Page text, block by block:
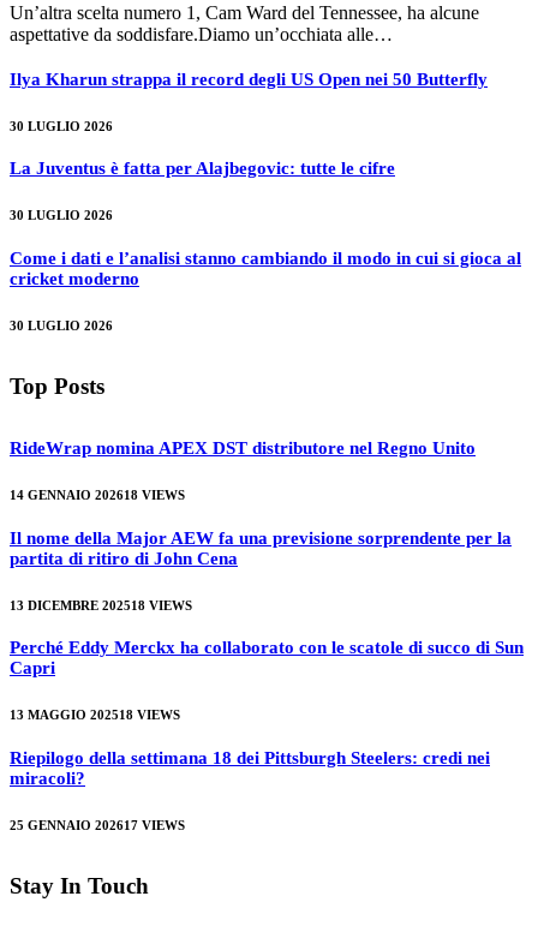
Un’altra scelta numero 1, Cam Ward del Tennessee, ha alcune
aspettative da soddisfare.Diamo un’occhiata alle…
Ilya Kharun strappa il record degli US Open nei 50 Butterfly
30 LUGLIO 2026
La Juventus è fatta per Alajbegovic: tutte le cifre
30 LUGLIO 2026
Come i dati e l’analisi stanno cambiando il modo in cui si gioca al
cricket moderno
30 LUGLIO 2026
Top Posts
RideWrap nomina APEX DST distributore nel Regno Unito
14 GENNAIO 202618 VIEWS
Il nome della Major AEW fa una previsione sorprendente per la
partita di ritiro di John Cena
13 DICEMBRE 202518 VIEWS
Perché Eddy Merckx ha collaborato con le scatole di succo di Sun
Capri
13 MAGGIO 202518 VIEWS
Riepilogo della settimana 18 dei Pittsburgh Steelers: credi nei
miracoli?
25 GENNAIO 202617 VIEWS
Stay In Touch